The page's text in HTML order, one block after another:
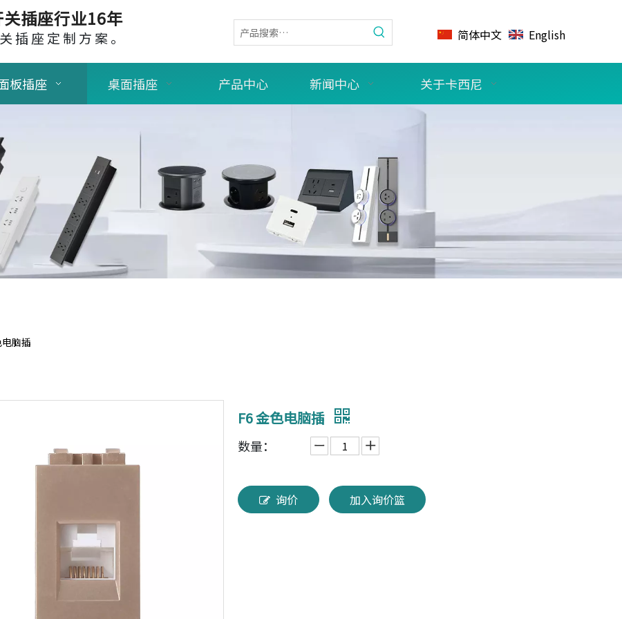
插座行业16年
插座定制方案。 简体中文 English
板插座 桌面插座 产品中心 新闻中心 关于卡西尼
脑插
F6 金色电脑插
数量：
询价 加入询价篮